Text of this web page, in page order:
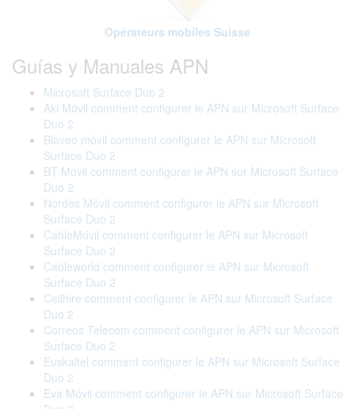
Opérateurs mobiles Suisse
Guías y Manuales APN
Microsoft Surface Duo 2
Aki Móvil comment configurer le APN sur Microsoft Surface
Duo 2
Blaveo móvil comment configurer le APN sur Microsoft
Surface Duo 2
BT Móvil comment configurer le APN sur Microsoft Surface
Duo 2
Nordés Móvil comment configurer le APN sur Microsoft
Surface Duo 2
CableMóvil comment configurer le APN sur Microsoft
Surface Duo 2
Cableworld comment configurer le APN sur Microsoft
Surface Duo 2
Cellhire comment configurer le APN sur Microsoft Surface
Duo 2
Correos Telecom comment configurer le APN sur Microsoft
Surface Duo 2
Euskaltel comment configurer le APN sur Microsoft Surface
Duo 2
Eva Móvil comment configurer le APN sur Microsoft Surface